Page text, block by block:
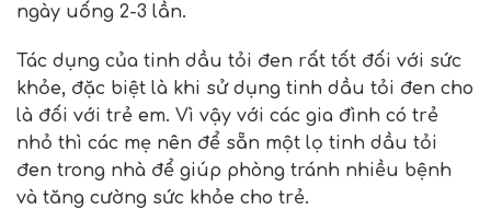
ngày uống 2-3 lần.
Tác dụng của tinh dầu tỏi đen rất tốt đối với sức
khỏe, đặc biệt là khi sử dụng tinh dầu tỏi đen cho
là đối với trẻ em. Vì vậy với các gia đình có trẻ
nhỏ thì các mẹ nên để sẵn một lọ tinh dầu tỏi
đen trong nhà để giúp phòng tránh nhiều bệnh
và tăng cường sức khỏe cho trẻ.